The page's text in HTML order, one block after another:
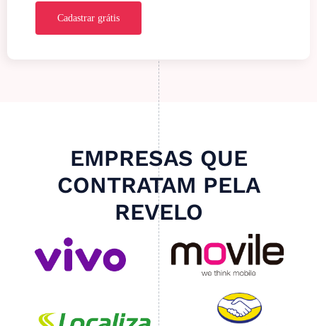
Cadastrar grátis
EMPRESAS QUE
CONTRATAM PELA
REVELO